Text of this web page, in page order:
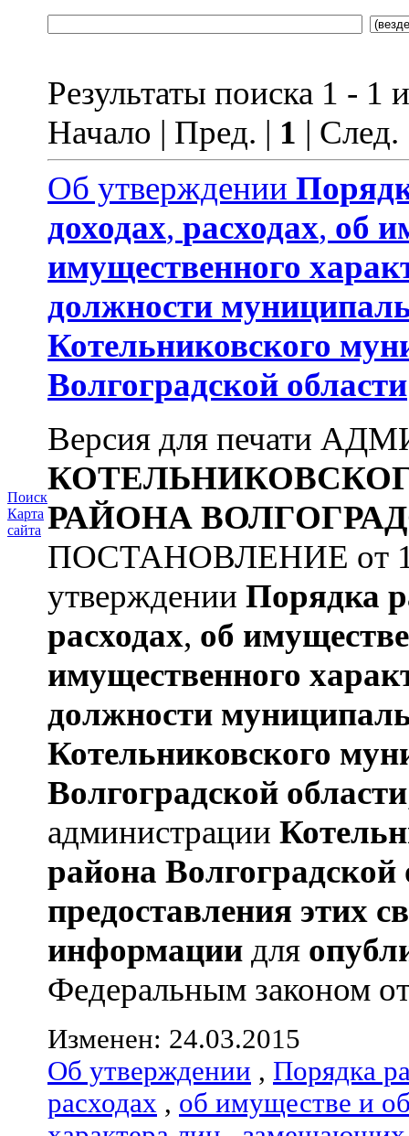
Поиск
Карта
сайта
Результаты поиска 1 - 1
Начало | Пред. | 1 |
Об утверждении
доходах, расходах, об
имущественного
должности
Котельниковского
Волгоградской области
Версия для печати
РАЙОНА
ПОСТАНОВЛЕНИЕ от
утверждении Порядка
расходах, об
имущественного
должности
Котельниковского
Волгоградской области
администрации
района Волгоградской
предоставления этих
информации для
Федеральным законом
Изменен: 24.03.2015
Об утверждении , Порядка
расходах , об имуществе и